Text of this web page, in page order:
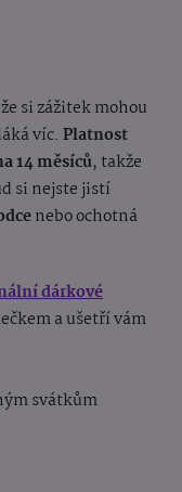
si zážitek mohou
víc. Platnost
14 měsíců, takže
si nejste jistí
nebo ochotná
dárkové
a ušetří vám
svátkům